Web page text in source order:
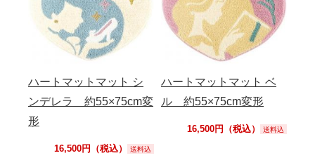
ハートマットマット シ
ンデレラ 約55×75cm変
形
16,500円（税込） 送料込
ハートマットマット ベ
ル 約55×75cm変形
16,500円（税込） 送料込